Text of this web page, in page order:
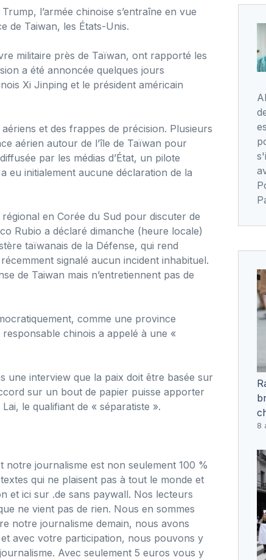
l’armée chinoise s’entraîne en vue
de Taiwan, les États-Unis.
militaire près de Taïwan, ont rapporté les
a été annoncée quelques jours
Xi Jinping et le président américain
et des frappes de précision. Plusieurs
aérien autour de l’île de Taïwan pour
par les médias d’État, un pilote
eu initialement aucune déclaration de la
en Corée du Sud pour discuter de
Rubio a déclaré dimanche (heure locale)
taïwanais de la Défense, qui rend
signalé aucun incident inhabituel.
de Taiwan mais n’entretiennent pas de
comme une province
chinois a appelé à une «
une interview que la paix doit être basée sur
sur un bout de papier puisse apporter
le qualifiant de « séparatiste ».
journalisme est non seulement 100 %
qui ne plaisent pas à tout le monde et
et ici sur .de sans paywall. Nos lecteurs
ne vient pas de rien. Nous en sommes
notre journalisme demain, nous avons
avec votre participation, nous pouvons y
Avec seulement 5 euros vous y
8